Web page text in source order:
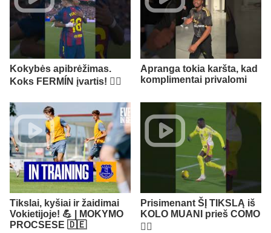
Kokybės apibrėžimas.
Koks FERMÍN įvartis! 😮‍💨
Apranga tokia karšta, kad
komplimentai privalomi
Tikslai, kyšiai ir žaidimai
Vokietijoje! 💪 | MOKYMO
PROCSESE 🇩🇪
Prisimenant ŠĮ TIKSLĄ iš
KOLO MUANI prieš COMO
😮‍💨​